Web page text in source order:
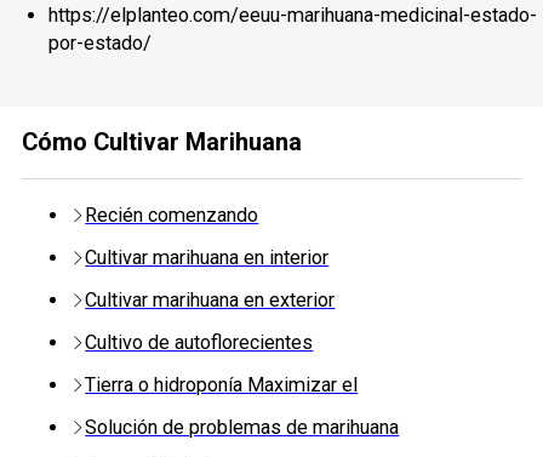
https://elplanteo.com/eeuu-marihuana-medicinal-estado-
por-estado/
Cómo Cultivar Marihuana
Recién comenzando
Cultivar marihuana en interior
Cultivar marihuana en exterior
Cultivo de autoflorecientes
Tierra o hidroponía Maximizar el
Solución de problemas de marihuana